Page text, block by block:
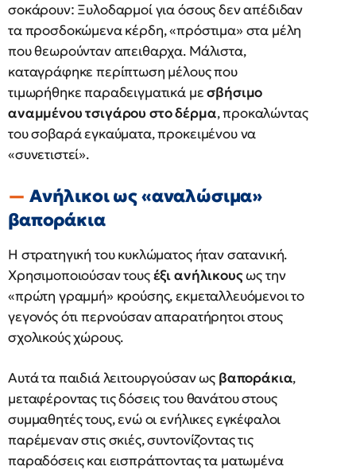
σοκάρουν: Ξυλοδαρμοί για όσους δεν απέδιδαν
τα προσδοκώμενα κέρδη, «πρόστιμα» στα μέλη
που θεωρούνταν απειθαρχα. Μάλιστα,
καταγράφηκε περίπτωση μέλους που
τιμωρήθηκε παραδειγματικά μεσβήσιμο
αναμμένου τσιγάρου στο δέρμα, προκαλώντας
του σοβαρά εγκαύματα, προκειμένου να
«συνετιστεί».
Ανήλικοι ως «αναλώσιμα»
βαποράκια
Η στρατηγική του κυκλώματος ήταν σατανική.
Χρησιμοποιούσαν τουςέξι ανήλικουςως την
«πρώτη γραμμή» κρούσης, εκμεταλλευόμενοι το
γεγονός ότι περνούσαν απαρατήρητοι στους
σχολικούς χώρους.
Αυτά τα παιδιά λειτουργούσαν ως βαποράκια,
μεταφέροντας τις δόσεις του θανάτου στους
συμμαθητές τους, ενώ οι ενήλικες εγκέφαλοι
παρέμεναν στις σκιές, συντονίζοντας τις
παραδόσεις και εισπράττοντας τα ματωμένα